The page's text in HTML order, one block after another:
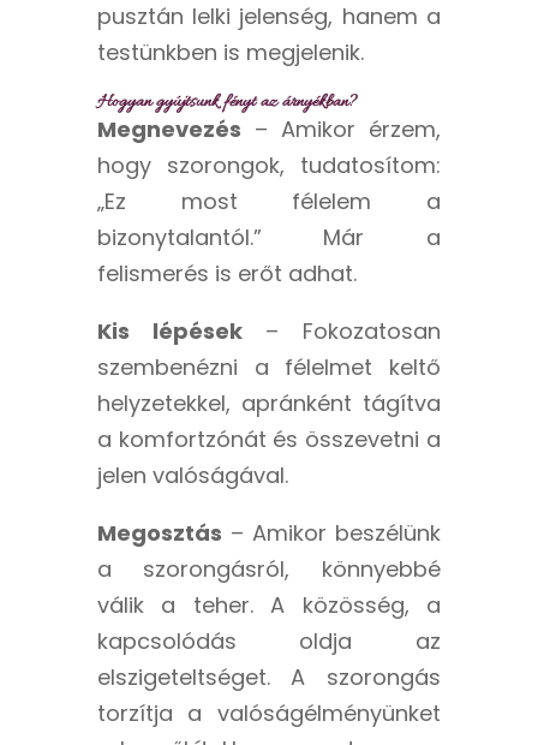
pusztán lelki jelenség, hanem a
testünkben is megjelenik.
Hogyan gyújtsunk fényt az árnyékban?
Megnevezés – Amikor érzem,
hogy szorongok, tudatosítom:
„Ez most félelem a
bizonytalantól.” Már a
felismerés is erőt adhat.
Kis lépések– Fokozatosan
szembenézni a félelmet keltő
helyzetekkel, apránként tágítva
a komfortzónát és összevetni a
jelen valóságával.
Megosztás – Amikor beszélünk
a szorongásról, könnyebbé
válik a teher. A közösség, a
kapcsolódás oldja az
elszigeteltséget. A szorongás
torzítja a valóságélményünket